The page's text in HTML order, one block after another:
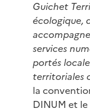
Guichet
écologique,
services
portés
territoriales
la
DINUM et le